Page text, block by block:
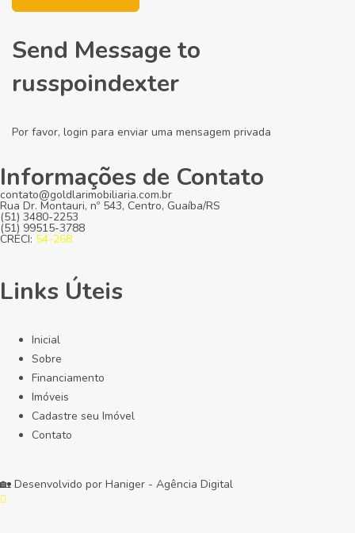
Send Message to
russpoindexter
Por favor, login para enviar uma mensagem privada
Informações de Contato
contato@goldlarimobiliaria.com.br
Rua Dr. Montauri, nº 543, Centro, Guaíba/RS
(51) 3480-2253
(51) 99515-3788
CRECI: 54-268
Links Úteis
Inicial
Sobre
Financiamento
Imóveis
Cadastre seu Imóvel
Contato
🏡 Desenvolvido por Haniger - Agência Digital